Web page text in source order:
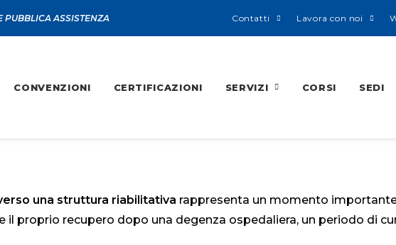
PUBBLICA ASSISTENZA Contatti Lavora con noi
CONVENZIONI CERTIFICAZIONI SERVIZI CORSI SEDI
una struttura riabilitativa rappresenta un momento
il proprio recupero dopo una degenza ospedaliera, un periodo di